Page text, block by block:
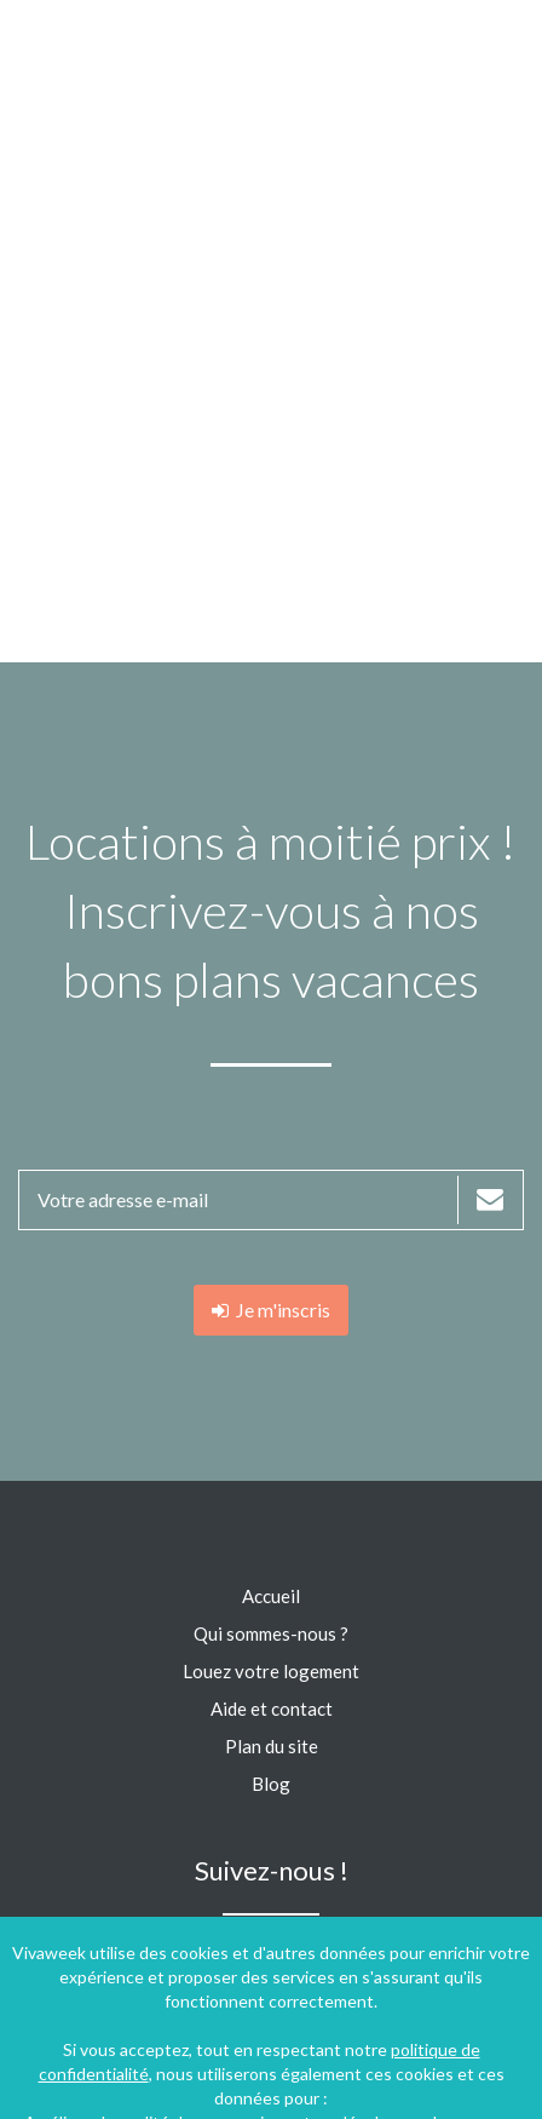
Locations à moitié prix !
Inscrivez-vous à nos
bons plans vacances
Je m'inscris
Vivaweek utilise des cookies et d'autres données pour enrichir votre
expérience et proposer des services en s'assurant qu'ils
fonctionnent correctement.
Si vous acceptez, tout en respectant notrepolitique de
confidentialité, nous utiliserons également ces cookies et ces
données pour :
Accueil
Qui sommes-nous ?
Louez votre logement
Aide et contact
Plan du site
Blog
Suivez-nous !